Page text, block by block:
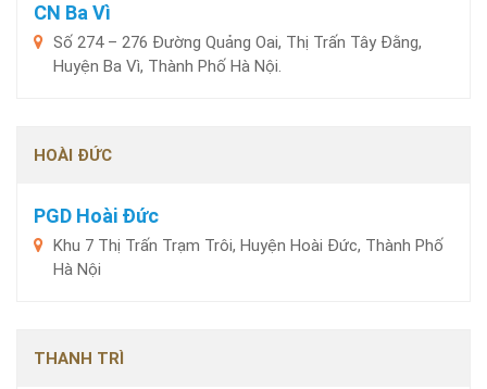
CN Ba Vì
Số 274 – 276 Đường Quảng Oai, Thị Trấn Tây Đằng,
Huyện Ba Vì, Thành Phố Hà Nội.
HOÀI ĐỨC
PGD Hoài Đức
Khu 7 Thị Trấn Trạm Trôi, Huyện Hoài Đức, Thành Phố
Hà Nội
THANH TRÌ